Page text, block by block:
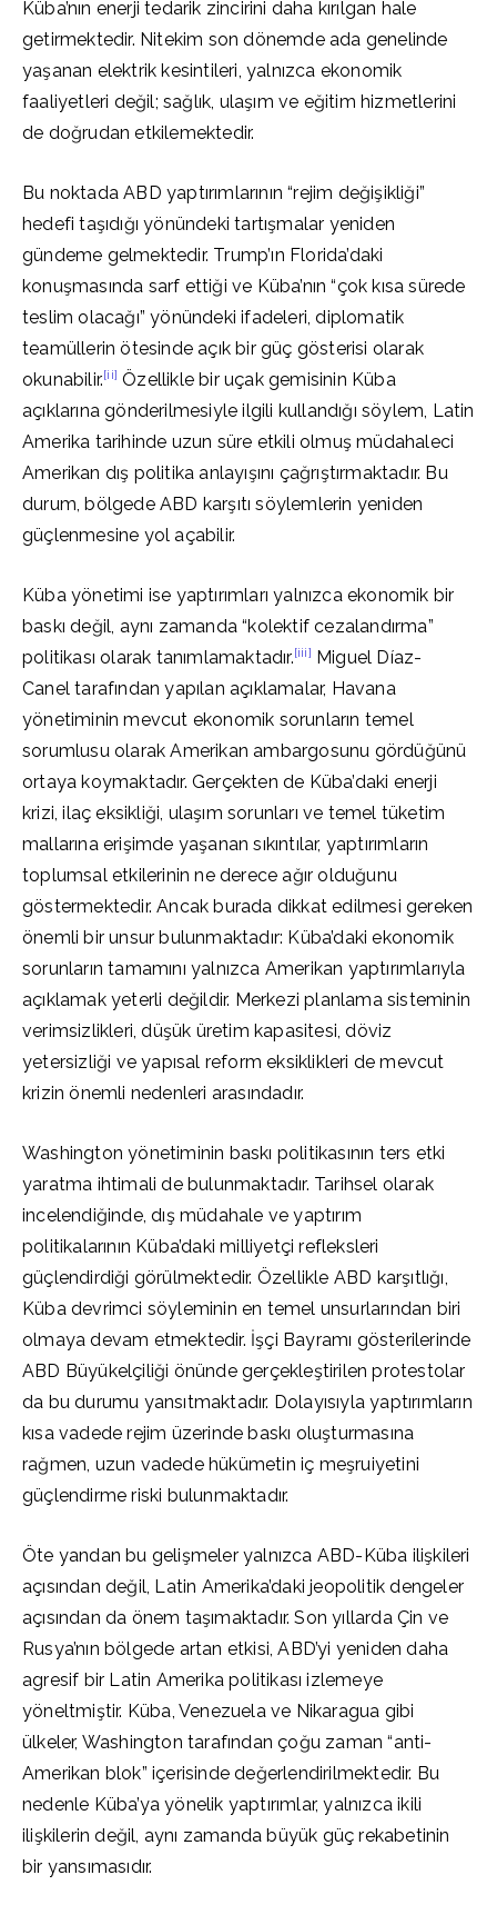
Küba’nın enerji tedarik zincirini daha kırılgan hale
getirmektedir. Nitekim son dönemde ada genelinde
yaşanan elektrik kesintileri, yalnızca ekonomik
faaliyetleri değil; sağlık, ulaşım ve eğitim hizmetlerini
de doğrudan etkilemektedir.
Bu noktada ABD yaptırımlarının “rejim değişikliği”
hedefi taşıdığı yönündeki tartışmalar yeniden
gündeme gelmektedir. Trump’ın Florida’daki
konuşmasında sarf ettiği ve Küba’nın “çok kısa sürede
teslim olacağı” yönündeki ifadeleri, diplomatik
teamüllerin ötesinde açık bir güç gösterisi olarak
okunabilir.[ii] Özellikle bir uçak gemisinin Küba
açıklarına gönderilmesiyle ilgili kullandığı söylem, Latin
Amerika tarihinde uzun süre etkili olmuş müdahaleci
Amerikan dış politika anlayışını çağrıştırmaktadır. Bu
durum, bölgede ABD karşıtı söylemlerin yeniden
güçlenmesine yol açabilir.
Küba yönetimi ise yaptırımları yalnızca ekonomik bir
baskı değil, aynı zamanda “kolektif cezalandırma”
politikası olarak tanımlamaktadır.[iii] Miguel Díaz-
Canel tarafından yapılan açıklamalar, Havana
yönetiminin mevcut ekonomik sorunların temel
sorumlusu olarak Amerikan ambargosunu gördüğünü
ortaya koymaktadır. Gerçekten de Küba’daki enerji
krizi, ilaç eksikliği, ulaşım sorunları ve temel tüketim
mallarına erişimde yaşanan sıkıntılar, yaptırımların
toplumsal etkilerinin ne derece ağır olduğunu
göstermektedir. Ancak burada dikkat edilmesi gereken
önemli bir unsur bulunmaktadır: Küba’daki ekonomik
sorunların tamamını yalnızca Amerikan yaptırımlarıyla
açıklamak yeterli değildir. Merkezi planlama sisteminin
verimsizlikleri, düşük üretim kapasitesi, döviz
yetersizliği ve yapısal reform eksiklikleri de mevcut
krizin önemli nedenleri arasındadır.
Washington yönetiminin baskı politikasının ters etki
yaratma ihtimali de bulunmaktadır. Tarihsel olarak
incelendiğinde, dış müdahale ve yaptırım
politikalarının Küba’daki milliyetçi refleksleri
güçlendirdiği görülmektedir. Özellikle ABD karşıtlığı,
Küba devrimci söyleminin en temel unsurlarından biri
olmaya devam etmektedir. İşçi Bayramı gösterilerinde
ABD Büyükelçiliği önünde gerçekleştirilen protestolar
da bu durumu yansıtmaktadır. Dolayısıyla yaptırımların
kısa vadede rejim üzerinde baskı oluşturmasına
rağmen, uzun vadede hükümetin iç meşruiyetini
güçlendirme riski bulunmaktadır.
Öte yandan bu gelişmeler yalnızca ABD-Küba ilişkileri
açısından değil, Latin Amerika’daki jeopolitik dengeler
açısından da önem taşımaktadır. Son yıllarda Çin ve
Rusya’nın bölgede artan etkisi, ABD’yi yeniden daha
agresif bir Latin Amerika politikası izlemeye
yöneltmiştir. Küba, Venezuela ve Nikaragua gibi
ülkeler, Washington tarafından çoğu zaman “anti-
Amerikan blok” içerisinde değerlendirilmektedir. Bu
nedenle Küba’ya yönelik yaptırımlar, yalnızca ikili
ilişkilerin değil, aynı zamanda büyük güç rekabetinin
bir yansımasıdır.